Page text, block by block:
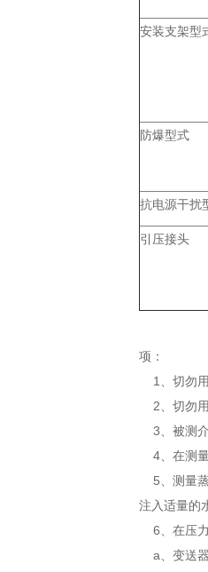
安装支架型
防爆型式
抗电源干扰
引压接头
项：
1、切勿用
2、切勿用
3、被测介
4、在测量
5、测量蒸
注入适量的
6、在压力
a、变送器